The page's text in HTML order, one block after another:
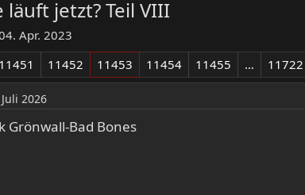
läuft jetzt? Teil VIII
s
e
l
Apr. 2023
11451 11452 11453 11454 11455 … 11722
2026
Grönwall-Bad Bones